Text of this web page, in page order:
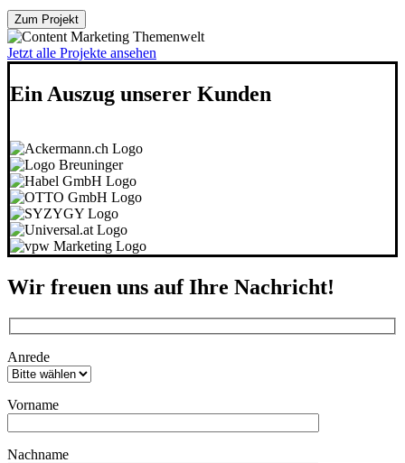
Zum Projekt
Jetzt alle Projekte ansehen
Ein Auszug unserer Kunden
Wir freuen uns auf Ihre Nachricht!
Bitte lasse dieses Feld leer.
Anrede
Vorname
Bitte lasse dieses Feld leer.
Nachname